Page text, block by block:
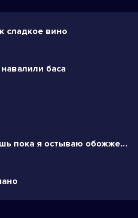
сладкое вино
баса
Ты ждешь пока я остываю обожжешь губы